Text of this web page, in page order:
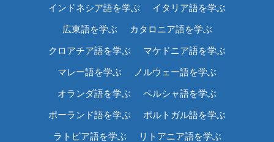
インドネシア語を学ぶ イタリア語を学ぶ
広東語を学ぶ カタロニア語を学ぶ
クロアチア語を学ぶ マケドニア語を学ぶ
マレー語を学ぶ ノルウェー語を学ぶ
オランダ語を学ぶ ペルシャ語を学ぶ
ポーランド語を学ぶ ポルトガル語を学ぶ
ラトビア語を学ぶ リトアニア語を学ぶ